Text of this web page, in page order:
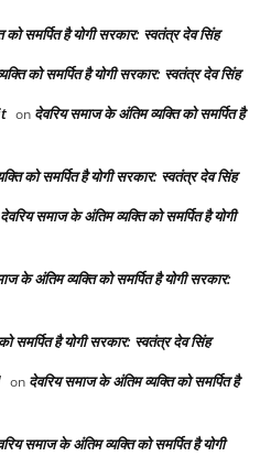
समर्पित है योगी सरकार: स्वतंत्र देव सिंह
को समर्पित है योगी सरकार: स्वतंत्र देव सिंह
on देवरिय समाज के अंतिम व्यक्ति को समर्पित है
को समर्पित है योगी सरकार: स्वतंत्र देव सिंह
देवरिय समाज के अंतिम व्यक्ति को समर्पित है योगी
के अंतिम व्यक्ति को समर्पित है योगी सरकार:
समर्पित है योगी सरकार: स्वतंत्र देव सिंह
on देवरिय समाज के अंतिम व्यक्ति को समर्पित है
समाज के अंतिम व्यक्ति को समर्पित है योगी